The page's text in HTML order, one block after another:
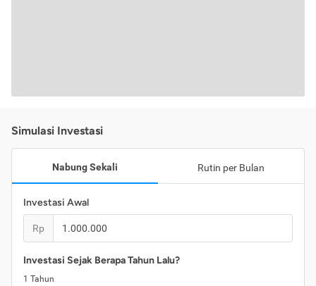
Simulasi Investasi
Nabung Sekali Rutin per Bulan
Investasi Awal
Rp
Investasi Sejak Berapa Tahun Lalu?
1 Tahun